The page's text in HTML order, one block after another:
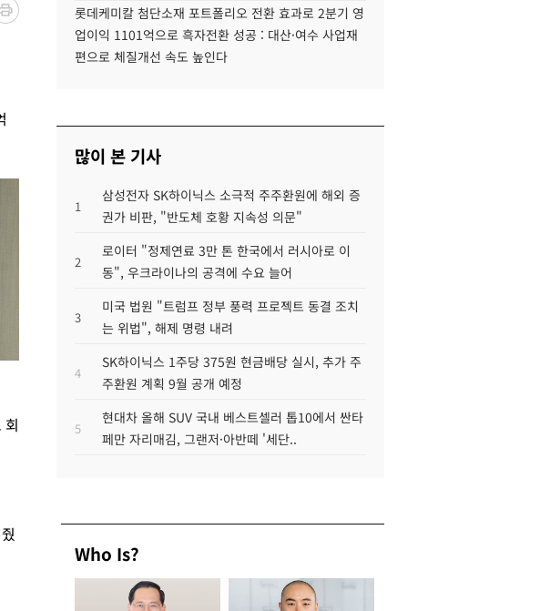
롯데케미칼 첨단소재 포트폴리오 전환 효과로 2분기 영
업이익 1101억으로 흑자전환 성공 : 대산·여수 사업재
편으로 체질개선 속도 높인다
많이 본 기사
1
삼성전자 SK하이닉스 소극적 주주환원에 해외 증
권가 비판, "반도체 호황 지속성 의문"
2
로이터 "정제연료 3만 톤 한국에서 러시아로 이
동", 우크라이나의 공격에 수요 늘어
3
미국 법원 "트럼프 정부 풍력 프로젝트 동결 조치
는 위법", 해제 명령 내려
4
SK하이닉스 1주당 375원 현금배당 실시, 추가 주
주환원 계획 9월 공개 예정
5
현대차 올해 SUV 국내 베스트셀러 톱10에서 싼타
페만 자리매김, 그랜저·아반떼 '세단..
Who Is?